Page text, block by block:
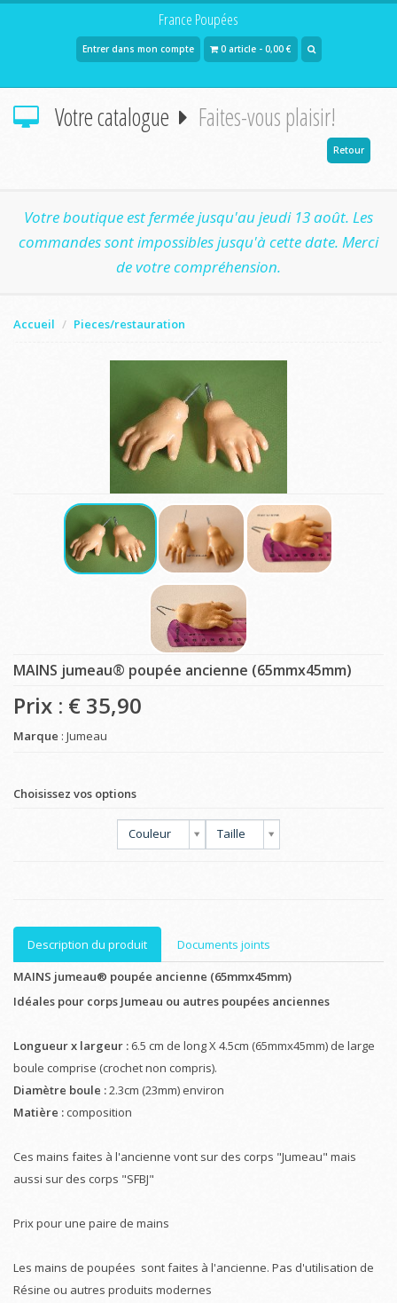
France Poupées
Entrer dans mon compte 0 article - 0,00 €
Votre catalogue Faites-vous plaisir!
Retour
Votre boutique est fermée jusqu'au jeudi 13 août. Les
commandes sont impossibles jusqu'à cette date. Merci
de votre compréhension.
Accueil Pieces/restauration
MAINS jumeau® poupée ancienne (65mmx45mm)
Prix : € 35,90
Marque : Jumeau
Choisissez vos options
Couleur Taille
Description du produit
Documents joints
MAINS jumeau® poupée ancienne (65mmx45mm)
Idéales pour corps Jumeau ou autres poupées anciennes
Longueur x largeur : 6.5 cm de long X 4.5cm (65mmx45mm) de large
boule comprise (crochet non compris).
Diamètre boule :2.3cm (23mm) environ
Matière : composition
Ces mains faites à l'ancienne vont sur des corps "Jumeau" mais
aussi sur des corps "SFBJ"
Prix pour une paire de mains
Les mains de poupées sont faites à l'ancienne. Pas d'utilisation de
Résine ou autres produits modernes